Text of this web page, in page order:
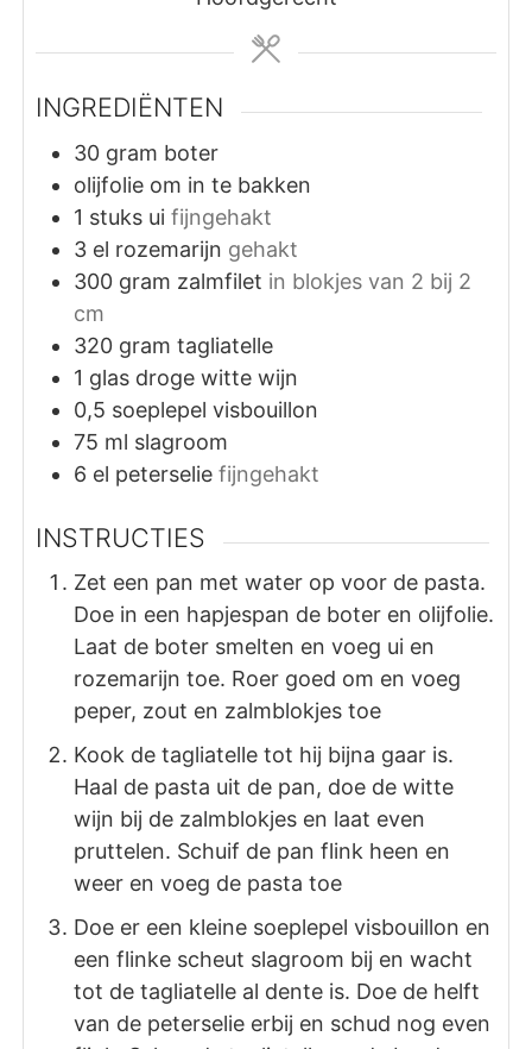
INGREDIËNTEN
30 gram boter
olijfolie om in te bakken
1 stuks ui fijngehakt
3 el rozemarijn gehakt
300 gram zalmfilet in blokjes van 2 bij 2
cm
320 gram tagliatelle
1 glas droge witte wijn
0,5 soeplepel visbouillon
75 ml slagroom
6 el peterselie fijngehakt
INSTRUCTIES
Zet een pan met water op voor de pasta.
Doe in een hapjespan de boter en olijfolie.
Laat de boter smelten en voeg ui en
rozemarijn toe. Roer goed om en voeg
peper, zout en zalmblokjes toe
Kook de tagliatelle tot hij bijna gaar is.
Haal de pasta uit de pan, doe de witte
wijn bij de zalmblokjes en laat even
pruttelen. Schuif de pan flink heen en
weer en voeg de pasta toe
Doe er een kleine soeplepel visbouillon en
een flinke scheut slagroom bij en wacht
tot de tagliatelle al dente is. Doe de helft
van de peterselie erbij en schud nog even